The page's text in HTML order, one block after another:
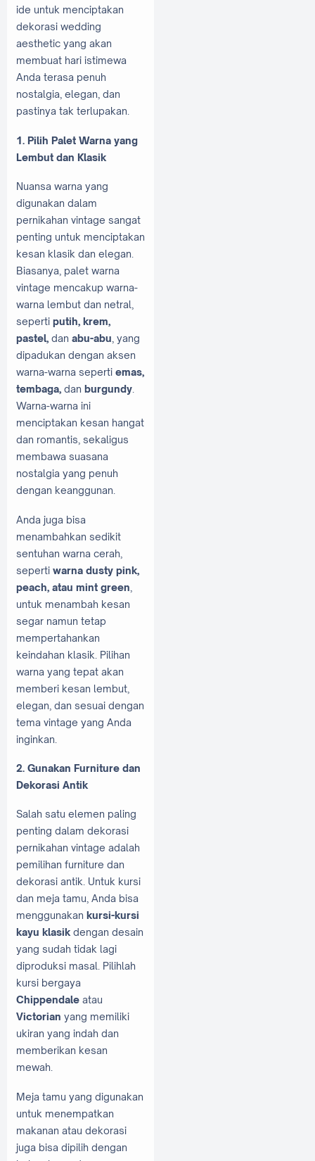
ide untuk menciptakan
dekorasi wedding
aesthetic yang akan
membuat hari istimewa
Anda terasa penuh
nostalgia, elegan, dan
pastinya tak terlupakan.
1. Pilih Palet Warna yang
Lembut dan Klasik
Nuansa warna yang
digunakan dalam
pernikahan vintage sangat
penting untuk menciptakan
kesan klasik dan elegan.
Biasanya, palet warna
vintage mencakup warna-
warna lembut dan netral,
seperti putih, krem,
pastel, dan abu-abu , yang
dipadukan dengan aksen
warna-warna seperti emas,
tembaga, dan burgundy
Warna-warna ini
menciptakan kesan hangat
dan romantis, sekaligus
membawa suasana
nostalgia yang penuh
dengan keanggunan.
Anda juga bisa
menambahkan sedikit
sentuhan warna cerah,
seperti warna dusty pink,
peach, atau mint green
untuk menambah kesan
segar namun tetap
mempertahankan
keindahan klasik. Pilihan
warna yang tepat akan
memberi kesan lembut,
elegan, dan sesuai dengan
tema vintage yang Anda
inginkan.
2. Gunakan Furniture dan
Dekorasi Antik
Salah satu elemen paling
penting dalam dekorasi
pernikahan vintage adalah
pemilihan furniture dan
dekorasi antik. Untuk kursi
dan meja tamu, Anda bisa
menggunakan kursi-kursi
kayu klasik dengan desain
yang sudah tidak lagi
diproduksi masal. Pilihlah
kursi bergaya
Chippendale atau
Victorian yang memiliki
ukiran yang indah dan
memberikan kesan
mewah.
Meja tamu yang digunakan
untuk menempatkan
makanan atau dekorasi
juga bisa dipilih dengan